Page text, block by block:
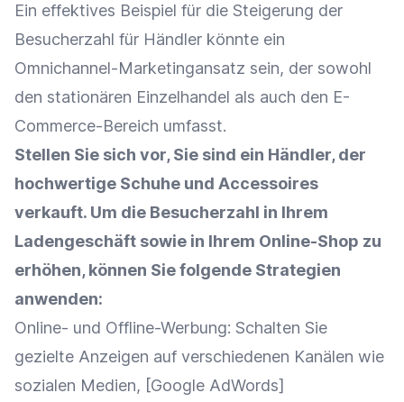
Ein effektives Beispiel für die Steigerung der
Besucherzahl für Händler könnte ein
Omnichannel-Marketingansatz sein, der sowohl
den stationären Einzelhandel als auch den E-
Commerce-Bereich umfasst.
Stellen Sie sich vor, Sie sind ein Händler, der
hochwertige Schuhe und Accessoires
verkauft. Um die Besucherzahl in Ihrem
Ladengeschäft sowie in Ihrem Online-Shop zu
erhöhen, können Sie folgende Strategien
anwenden:
Online- und Offline-Werbung: Schalten Sie
gezielte Anzeigen auf verschiedenen Kanälen wie
sozialen Medien, [Google AdWords]